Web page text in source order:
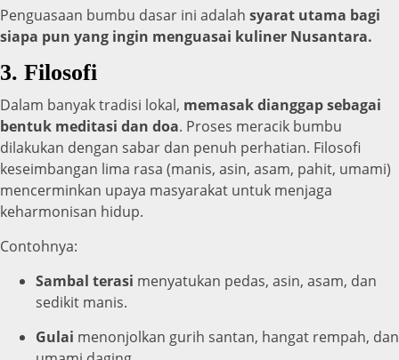
Penguasaan bumbu dasar ini adalah syarat utama bagi
siapa pun yang ingin menguasai kuliner Nusantara.
3. Filosofi
Dalam banyak tradisi lokal, memasak dianggap sebagai
bentuk meditasi dan doa. Proses meracik bumbu
dilakukan dengan sabar dan penuh perhatian. Filosofi
keseimbangan lima rasa (manis, asin, asam, pahit, umami)
mencerminkan upaya masyarakat untuk menjaga
keharmonisan hidup.
Contohnya:
Sambal terasi menyatukan pedas, asin, asam, dan
sedikit manis.
Gulai menonjolkan gurih santan, hangat rempah, dan